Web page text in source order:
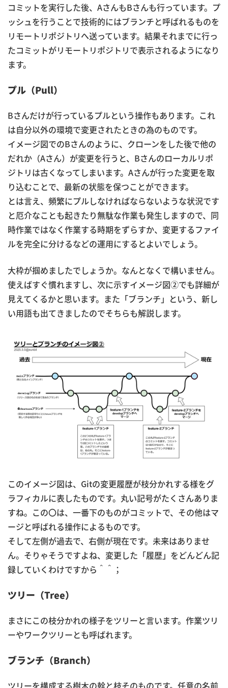
コミットを実行した後、AさんもBさんも行っています。プ
ッシュを行うことで技術的にはブランチと呼ばれるものを
リモートリポジトリへ送っています。結果それまでに行っ
たコミットがリモートリポジトリで表示されるようになり
ます。
プル（Pull）
Bさんだけが行っているプルという操作もあります。これ
は自分以外の環境で変更されたときの為のものです。
イメージ図でのBさんのように、クローンをした後で他の
だれか（Aさん）が変更を行うと、Bさんのローカルリポ
ジトリは古くなってしまいます。Aさんが行った変更を取
り込むことで、最新の状態を保つことができます。
とは言え、頻繁にプルしなければならないような状況です
と厄介なことも起きたり無駄な作業も発生しますので、同
時作業ではなく作業する時期をずらすか、変更するファイ
ルを完全に分けるなどの運用にするとよいでしょう。
大枠が掴めましたでしょうか。なんとなくで構いません。
使えばすぐ慣れますし、次に示すイメージ図②でも詳細が
見えてくるかと思います。また「ブランチ」という、新し
い用語も出てきましたのでそちらも解説します。
このイメージ図は、Gitの変更履歴が枝分かれする様をグ
ラフィカルに表したものです。丸い記号がたくさんありま
すね。この〇は、一番下のものがコミットで、その他はマ
ージと呼ばれる操作によるものです。
そして左側が過去で、右側が現在です。未来はありませ
ん。そりゃそうですよね、変更した「履歴」をどんどん記
録していくわけですから＾＾；
ツリー（Tree）
まさにこの枝分かれの様子をツリーと言います。作業ツリ
ーやワークツリーとも呼ばれます。
ブランチ（Branch）
ツリーを構成する樹木の幹と枝そのものです。任意の名前